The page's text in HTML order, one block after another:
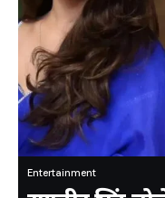
Entertainment